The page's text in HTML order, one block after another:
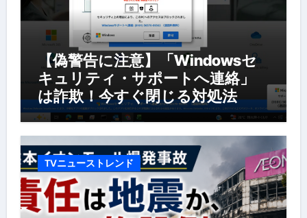
【偽警告に注意】「Windowsセ
キュリティ・サポートへ連絡」
は詐欺！今すぐ閉じる対処法
TVニューストレンド